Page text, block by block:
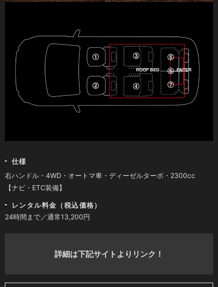
仕様
右ハンドル・4WD・オートマ車・ディーゼルターボ・2300cc
【ナビ・ETC装備】
レンタル料金（税込価格）
24時間まで／通常13,200円
詳細は下記サイトよりリンク！